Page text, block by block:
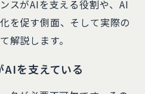
スがAIを支える役割や、AI
を促す側面、そして実際の
解説します。
を支えている